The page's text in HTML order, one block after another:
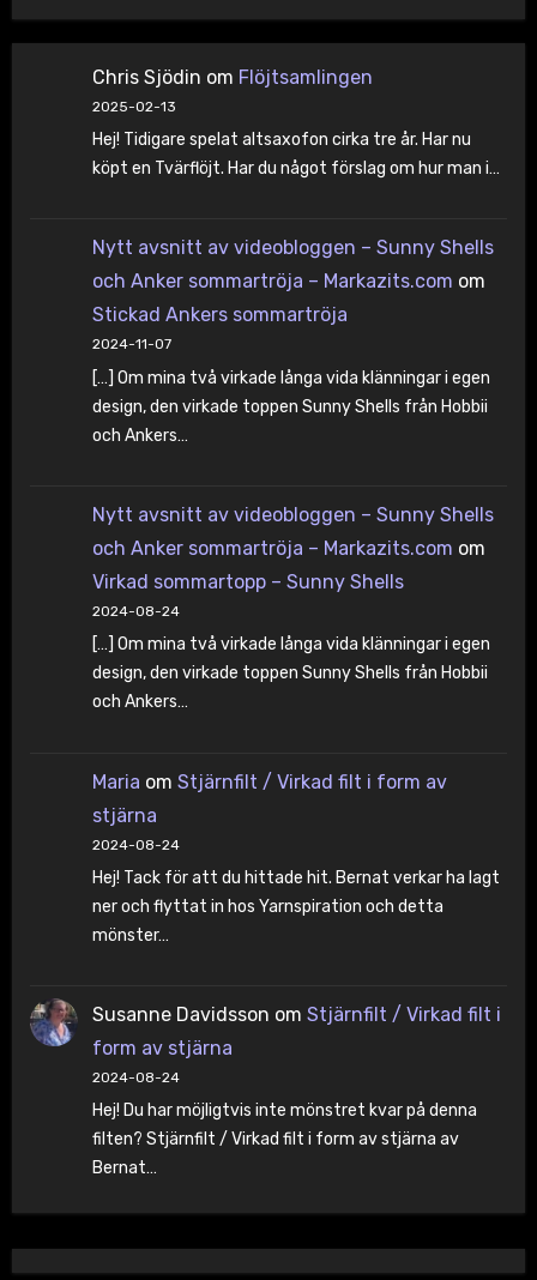
Chris Sjödin om Flöjtsamlingen
2025-02-13
Hej! Tidigare spelat altsaxofon cirka tre år. Har nu
köpt en Tvärflöjt. Har du något förslag om hur man i…
Nytt avsnitt av videobloggen – Sunny Shells
och Anker sommartröja – Markazits.com om
Stickad Ankers sommartröja
2024-11-07
[…] Om mina två virkade långa vida klänningar i egen
design, den virkade toppen Sunny Shells från Hobbii
och Ankers…
Nytt avsnitt av videobloggen – Sunny Shells
och Anker sommartröja – Markazits.com om
Virkad sommartopp – Sunny Shells
2024-08-24
[…] Om mina två virkade långa vida klänningar i egen
design, den virkade toppen Sunny Shells från Hobbii
och Ankers…
Maria om Stjärnfilt / Virkad filt i form av
stjärna
2024-08-24
Hej! Tack för att du hittade hit. Bernat verkar ha lagt
ner och flyttat in hos Yarnspiration och detta
mönster…
Susanne Davidsson om Stjärnfilt / Virkad filt i
form av stjärna
2024-08-24
Hej! Du har möjligtvis inte mönstret kvar på denna
filten? Stjärnfilt / Virkad filt i form av stjärna av
Bernat…